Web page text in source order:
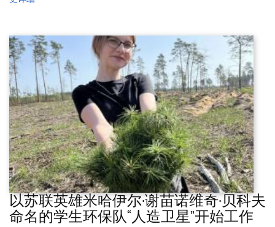
以苏联英雄米哈伊尔·谢苗诺维奇·贝科夫
命名的学生环保队“人造卫星”开始工作